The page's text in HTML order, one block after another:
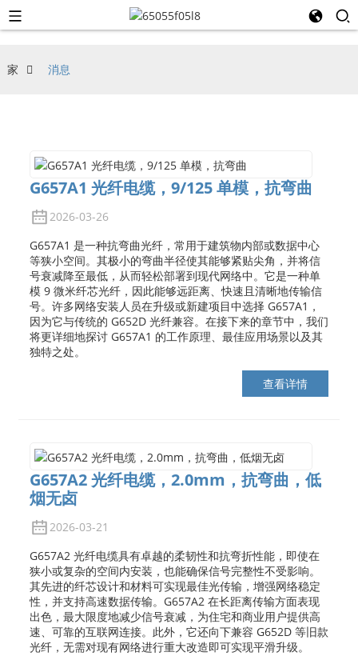
家 消息
G657A1 光纤电缆，9/125 单模，抗弯曲
2026-03-26
G657A1 是一种抗弯曲光纤，常用于建筑物内部或数据中心
等狭小空间。其极小的弯曲半径使其能够紧贴尖角，并将信
号衰减降至最低，从而轻松部署到现代网络中。它是一种单
模 9 微米纤芯光纤，因此能够远距离、快速且清晰地传输信
号。许多网络安装人员在升级或新建项目中选择 G657A1，
因为它与传统的 G652D 光纤兼容。在接下来的章节中，我们
将更详细地探讨 G657A1 的工作原理、最佳应用场景以及其
独特之处。
查看详情
G657A2 光纤电缆，2.0mm，抗弯曲，低
烟无卤
2026-03-21
G657A2 光纤电缆具有卓越的柔韧性和抗弯折性能，即使在
狭小或复杂的空间内安装，也能确保信号完整性不受影响。
其先进的纤芯设计和材料可实现最佳光传输，增强网络稳定
性，并支持高速数据传输。G657A2 在长距离传输方面表现
出色，最大限度地减少信号衰减，为住宅和商业用户提供高
速、可靠的互联网连接。此外，它还向下兼容 G652D 等旧款
光纤，无需对现有网络进行重大改造即可实现平滑升级。